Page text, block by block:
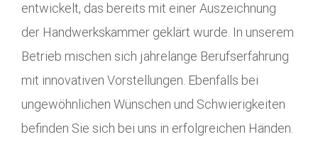
entwickelt, das bereits mit einer Auszeichnung
der Handwerkskammer geklärt wurde. In unserem
Betrieb mischen sich jahrelange Berufserfahrung
mit innovativen Vorstellungen. Ebenfalls bei
ungewöhnlichen Wünschen und Schwierigkeiten
befinden Sie sich bei uns in erfolgreichen Händen.